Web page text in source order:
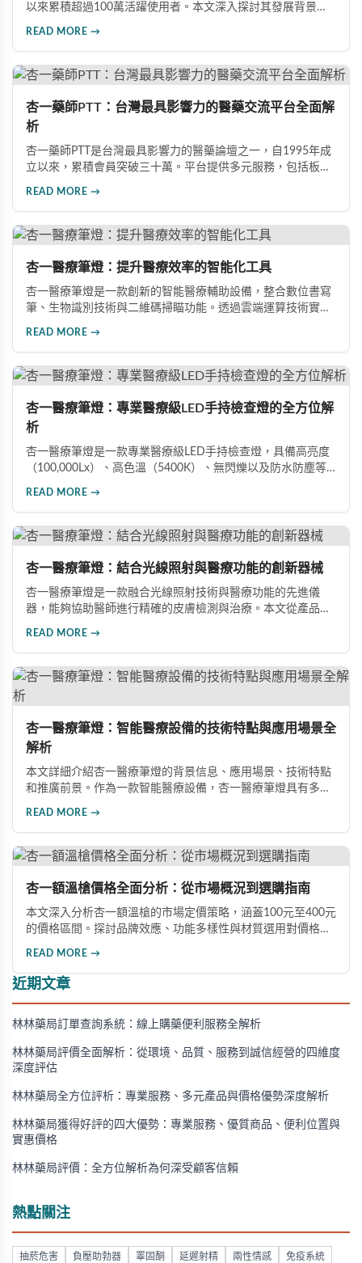
以來累積超過100萬活躍使用者。本文深入探討其發展背景、
普及。
READ MORE →
杏一藥師PTT：台灣最具影響力的醫藥交流平台全面解
析
杏一藥師PTT是台灣最具影響力的醫藥論壇之一，自1995年成
立以來，累積會員突破三十萬。平台提供多元服務，包括板面
社會效應四個方面，深入剖析這個藥學愛好者與醫護人員的首
選社群平台。
READ MORE →
杏一醫療筆燈：提升醫療效率的智能化工具
杏一醫療筆燈是一款創新的智能醫療輔助設備，整合數位書寫
筆、生物識別技術與二維碼掃瞄功能。透過雲端運算技術實現
作效率與資料安全性。
READ MORE →
杏一醫療筆燈：專業醫療級LED手持檢查燈的全方位解
析
杏一醫療筆燈是一款專業醫療級LED手持檢查燈，具備高亮度
（100,000Lx）、高色溫（5400K）、無閃爍以及防水防塵等
傳統檢查燈的優勢差異，幫助醫療專業人士了解這款理想選擇
的卓越性能。
READ MORE →
杏一醫療筆燈：結合光線照射與醫療功能的創新器械
杏一醫療筆燈是一款融合光線照射技術與醫療功能的先進儀
器，能夠協助醫師進行精確的皮膚檢測與治療。本文從產品特
與治療的準確性，廣泛應用於皮膚科、美容產業及學術研究領
域。
READ MORE →
杏一醫療筆燈：智能醫療設備的技術特點與應用場景全
解析
本文詳細介紹杏一醫療筆燈的背景信息、應用場景、技術特點
和推廣前景。作為一款智能醫療設備，杏一醫療筆燈具有多功
務體驗。
READ MORE →
杏一額溫槍價格全面分析：從市場概況到選購指南
本文深入分析杏一額溫槍的市場定價策略，涵蓋100元至400元
的價格區間。探討品牌效應、功能多樣性與材質選用對價格的
READ MORE →
近期文章
林林藥局訂單查詢系統：線上購藥便利服務全解析
林林藥局評價全面解析：從環境、品質、服務到誠信經營的四維度
深度評估
林林藥局全方位評析：專業服務、多元產品與價格優勢深度解析
林林藥局獲得好評的四大優勢：專業服務、優質商品、便利位置與
實惠價格
林林藥局評價：全方位解析為何深受顧客信賴
熱點關注
抽菸危害 負壓助勃器 睪固酮 延遲射精 兩性情感 免疫系統